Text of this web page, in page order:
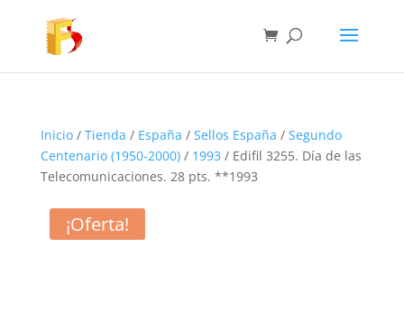
Inicio/ Tienda / España / Sellos España / Segundo
Centenario (1950-2000)/ 1993 / Edifil 3255. Día de las
Telecomunicaciones. 28 pts. **1993
¡Oferta!